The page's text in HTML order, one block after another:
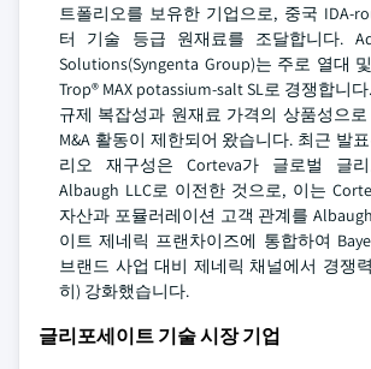
트폴리오를 보유한 기업으로, 중국 IDA-
터 기술 등급 원재료를 조달합니다.
Solutions(Syngenta Group)는 주로 열대
Trop® MAX potassium-salt SL로 경쟁합니
규제 복잡성과 원재료 가격의 상품성으
M&A 활동이 제한되어 왔습니다. 최근 발
리오 재구성은 Corteva가 글로벌 글
Albaugh LLC로 이전한 것으로, 이는
자산과 포뮬러레이션 고객 관계를
이트 제네릭 프랜차이즈에 통합하여
브랜드 사업 대비 제네릭 채널에서 경쟁
히) 강화했습니다.
글리포세이트 기술 시장 기업